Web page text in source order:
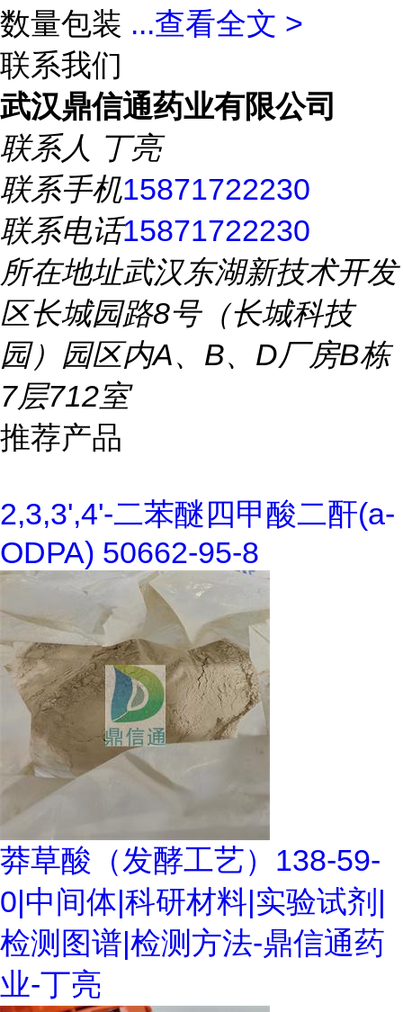
数量包装 ...查看全文 >
联系我们
武汉鼎信通药业有限公司
联系人 丁亮
联系手机15871722230
联系电话15871722230
所在地址武汉东湖新技术开发
区长城园路8号（长城科技
园）园区内A、B、D厂房B栋
7层712室
推荐产品
2,3,3',4'-二苯醚四甲酸二酐(a-
ODPA) 50662-95-8
莽草酸（发酵工艺）138-59-
0|中间体|科研材料|实验试剂|
检测图谱|检测方法-鼎信通药
业-丁亮